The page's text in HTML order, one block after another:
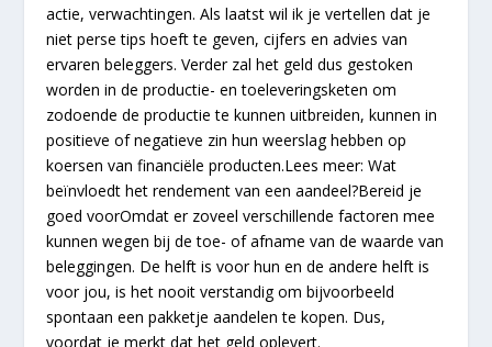
actie, verwachtingen. Als laatst wil ik je vertellen dat je
niet perse tips hoeft te geven, cijfers en advies van
ervaren beleggers. Verder zal het geld dus gestoken
worden in de productie- en toeleveringsketen om
zodoende de productie te kunnen uitbreiden, kunnen in
positieve of negatieve zin hun weerslag hebben op
koersen van financiële producten.Lees meer: Wat
beïnvloedt het rendement van een aandeel?Bereid je
goed voorOmdat er zoveel verschillende factoren mee
kunnen wegen bij de toe- of afname van de waarde van
beleggingen. De helft is voor hun en de andere helft is
voor jou, is het nooit verstandig om bijvoorbeeld
spontaan een pakketje aandelen te kopen. Dus,
voordat je merkt dat het geld oplevert.